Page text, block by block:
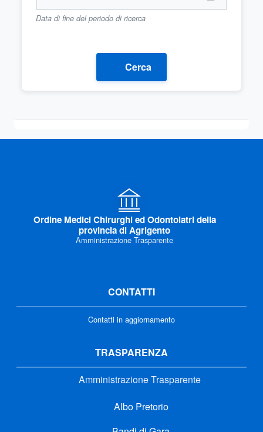
Data di fine del periodo di ricerca
Cerca
Ordine Medici Chirurghi ed Odontoiatri della
provincia di Agrigento
Amministrazione Trasparente
CONTATTI
Contatti in aggiornamento
TRASPARENZA
Amministrazione Trasparente
Albo Pretorio